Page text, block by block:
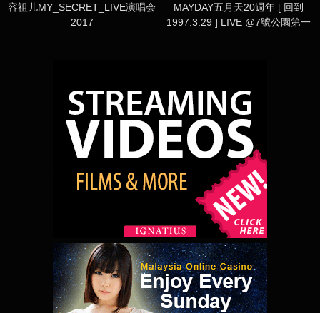
容祖儿MY_SECRET_LIVE演唱会
2017
MAYDAY五月天20週年 [ 回到
1997.3.29 ] LIVE @7號公園第一